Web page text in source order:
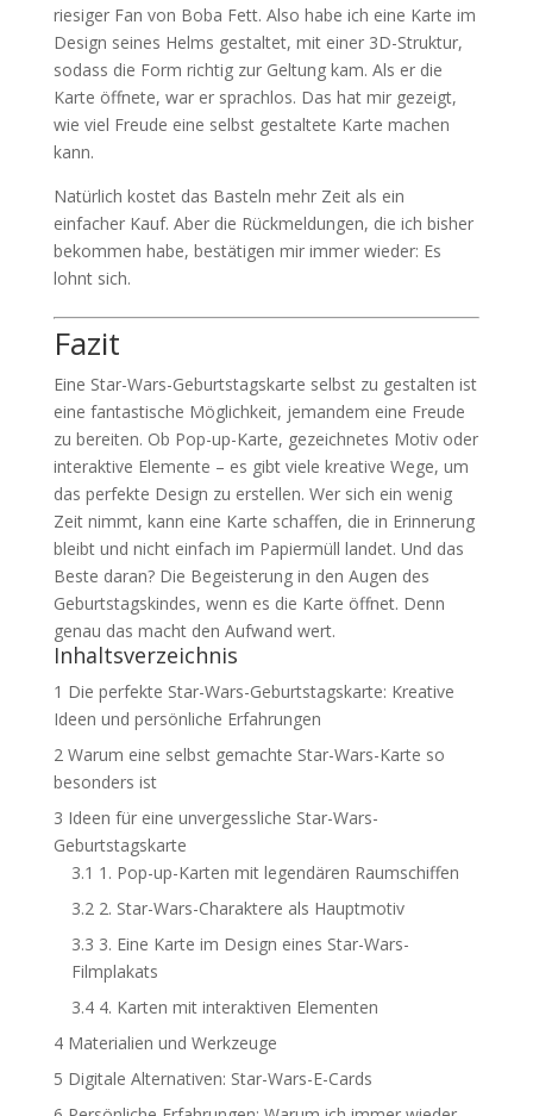
riesiger Fan von Boba Fett. Also habe ich eine Karte im
Design seines Helms gestaltet, mit einer 3D-Struktur,
sodass die Form richtig zur Geltung kam. Als er die
Karte öffnete, war er sprachlos. Das hat mir gezeigt,
wie viel Freude eine selbst gestaltete Karte machen
kann.
Natürlich kostet das Basteln mehr Zeit als ein
einfacher Kauf. Aber die Rückmeldungen, die ich bisher
bekommen habe, bestätigen mir immer wieder: Es
lohnt sich.
Fazit
Eine Star-Wars-Geburtstagskarte selbst zu gestalten ist
eine fantastische Möglichkeit, jemandem eine Freude
zu bereiten. Ob Pop-up-Karte, gezeichnetes Motiv oder
interaktive Elemente – es gibt viele kreative Wege, um
das perfekte Design zu erstellen. Wer sich ein wenig
Zeit nimmt, kann eine Karte schaffen, die in Erinnerung
bleibt und nicht einfach im Papiermüll landet. Und das
Beste daran? Die Begeisterung in den Augen des
Geburtstagskindes, wenn es die Karte öffnet. Denn
genau das macht den Aufwand wert.
Inhaltsverzeichnis
1 Die perfekte Star-Wars-Geburtstagskarte: Kreative
Ideen und persönliche Erfahrungen
2Warum eine selbst gemachte Star-Wars-Karte so
besonders ist
3 Ideen für eine unvergessliche Star-Wars-
Geburtstagskarte
3.1 1. Pop-up-Karten mit legendären Raumschiffen
3.22. Star-Wars-Charaktere als Hauptmotiv
3.3 3. Eine Karte im Design eines Star-Wars-
Filmplakats
3.44. Karten mit interaktiven Elementen
4Materialien und Werkzeuge
5 Digitale Alternativen: Star-Wars-E-Cards